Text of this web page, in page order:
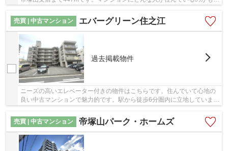
売買 | 中古マンション
エバーグリーン住之江
過去掲載物件
ニーズの高いエレベーター付きの物件はこちらです。住んでいて心地の
良い中古マンションで魅力的です。駅から徒歩6分圏内に立地していま
売買 | 中古マンション
帝塚山パーク・ホームズ